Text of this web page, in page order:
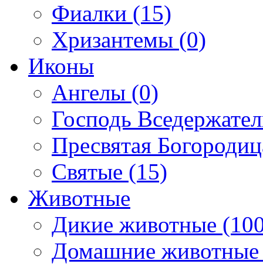
Фиалки (15)
Хризантемы (0)
Иконы
Ангелы (0)
Господь
Пресвятая
Святые (15)
Животные
Дикие животные
Домашние